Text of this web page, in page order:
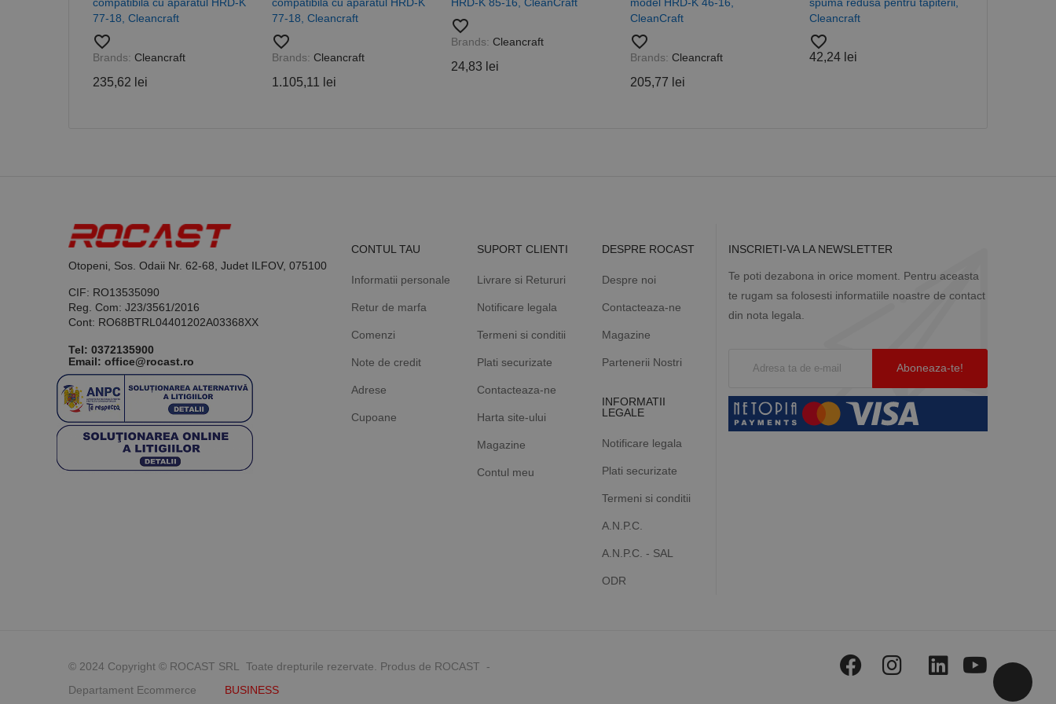
77-18, Cleancraft
favorite_border
Brands: Cleancraft
235,62 lei
77-18, Cleancraft
favorite_border
Brands: Cleancraft
1.105,11 lei
favorite_border
Brands: Cleancraft
24,83 lei
CleanCraft
favorite_border
Brands: Cleancraft
205,77 lei
Cleancraft
favorite_border
42,24 lei
Otopeni, Sos. Odaii Nr. 62-68, Judet ILFOV, 075100
CIF: RO13535090
Reg. Com: J23/3561/2016
Cont: RO68BTRL04401202A03368XX
Tel: 0372135900
Email: office@rocast.ro
CONTUL TAU
Informatii personale
Retur de marfa
Comenzi
Note de credit
Adrese
Cupoane
SUPORT CLIENTI
Livrare si Retururi
Notificare legala
Termeni si conditii
Plati securizate
Contacteaza-ne
Harta site-ului
Magazine
Contul meu
DESPRE ROCAST
Despre noi
Contacteaza-ne
Magazine
Partenerii Nostri
INFORMATII
LEGALE
Notificare legala
Plati securizate
Termeni si conditii
A.N.P.C.
A.N.P.C. - SAL
ODR
INSCRIETI-VA LA NEWSLETTER
Te poti dezabona in orice moment. Pentru aceasta
te rugam sa folosesti informatiile noastre de contact
din nota legala.
© 2024 Copyright © ROCAST SRL Toate drepturile rezervate. Produs de ROCAST -
Departament Ecommerce BUSINESS
de pagină dintr-un site și este utilizat pentru a calcula datele despre vizitatori,
sesiuni și campanii pentru rapoartele de analiză a site-urilor.
_ga_DLLLWQBGGX
Acest cookie este folosit de Google Analytics pentru a persista starea sesiunii.